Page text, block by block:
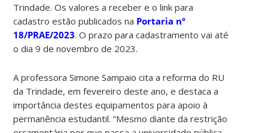
Trindade. Os valores a receber e o link para
cadastro estão publicados na Portaria nº
18/PRAE/2023. O prazo para cadastramento vai até
o dia 9 de novembro de 2023.
A professora Simone Sampaio cita a reforma do RU
da Trindade, em fevereiro deste ano, e destaca a
importância destes equipamentos para apoio à
permanência estudantil. “Mesmo diante da restrição